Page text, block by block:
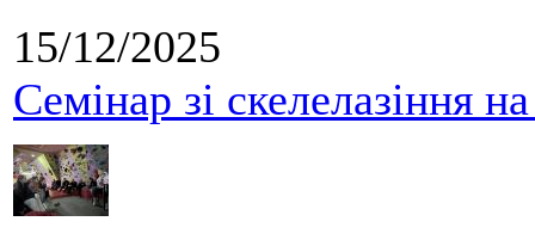
15/12/2025
Семінар зі скелелазіння